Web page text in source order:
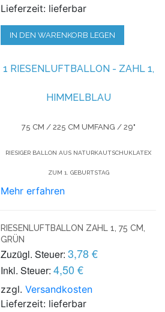
Lieferzeit: lieferbar
IN DEN WARENKORB LEGEN
1 RIESENLUFTBALLON - ZAHL 1,
HIMMELBLAU
75 CM / 225 CM UMFANG / 29"
RIESIGER BALLON AUS NATURKAUTSCHUKLATEX
ZUM 1. GEBURTSTAG
Mehr erfahren
RIESENLUFTBALLON ZAHL 1, 75 CM,
GRÜN
Zuzügl. Steuer: 3,78 €
Inkl. Steuer: 4,50 €
zzgl.Versandkosten
Lieferzeit: lieferbar